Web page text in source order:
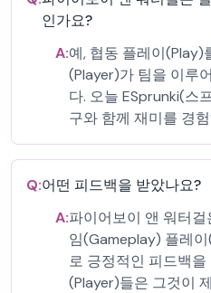
인가요?
A:예, 협동 플레이(Play)
(Player)가 팀을 이루
다. 오늘 ESprunki(스
구와 함께 재미를 경
Q:어떤 피드백을 받았나요?
A:파이어보이 앤 워터
임(Gameplay) 플레
로 긍정적인 피드백
(Player)들은 그것이